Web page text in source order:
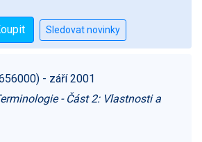
- září 2001
- Část 2: Vlastnosti a